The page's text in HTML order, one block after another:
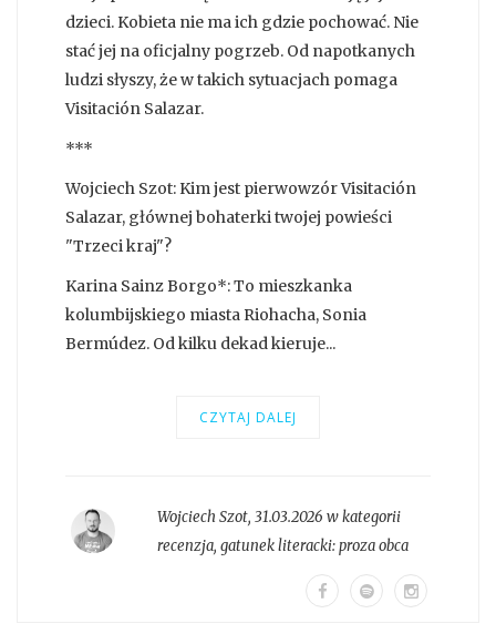
dzieci. Kobieta nie ma ich gdzie pochować. Nie
stać jej na oficjalny pogrzeb. Od napotkanych
ludzi słyszy, że w takich sytuacjach pomaga
Visitación Salazar.
***
Wojciech Szot: Kim jest pierwowzór Visitación
Salazar, głównej bohaterki twojej powieści
"Trzeci kraj"?
Karina Sainz Borgo*: To mieszkanka
kolumbijskiego miasta Riohacha, Sonia
Bermúdez. Od kilku dekad kieruje...
CZYTAJ DALEJ
Wojciech Szot, 31.03.2026 w kategorii
recenzja, gatunek literacki:proza obca